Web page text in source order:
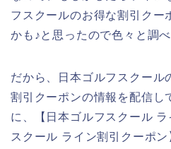
フスクールのお得な割引クー
かも♪と思ったので色々と調
だから、日本ゴルフスクール
割引クーポンの情報を配信し
に、【日本ゴルフスクール
スクール ライン割引クーポ